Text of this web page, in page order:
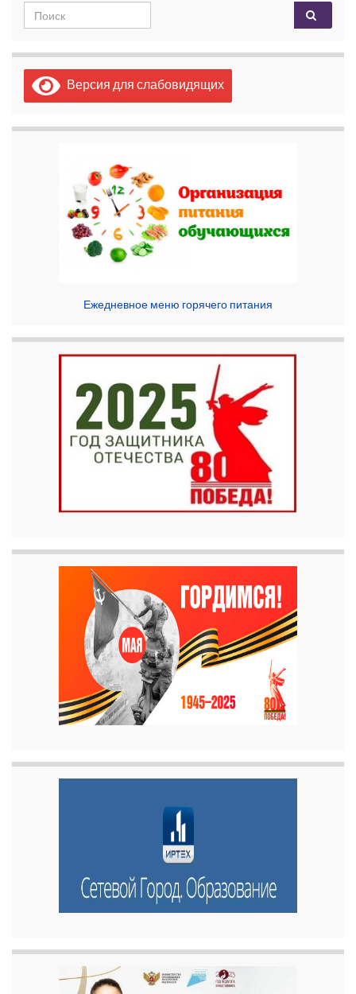
Search for:
Версия для слабовидящих
Ежедневное меню горячего питания